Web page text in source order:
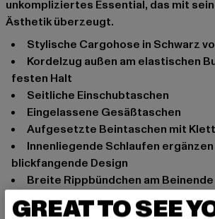
unkompliziertes Essential, das mit
Ästhetik überzeugt.
stylische Cargohose in Schwarz
Kordelzug außen am elastischen Bund sorgt für
festen Halt
seitliche Einschubtaschen
eingelassene Gesäßtaschen
aufgesetzte Beintaschen mit
innenliegende Schlaufen ergänzen das
blickfangende Design
breite Rippbündchen am Beinende verhindert
lästiges Verrutschen
bequeme Passform
GREAT TO SEE